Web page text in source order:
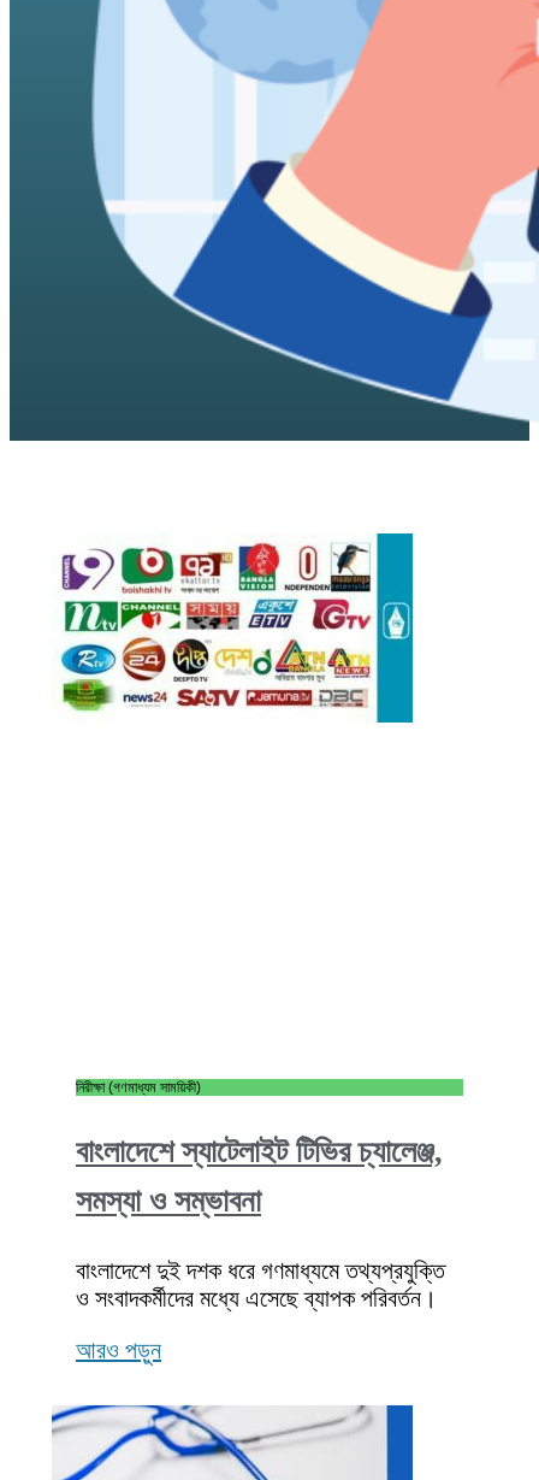
নিরীক্ষা (গণমাধ্যম সাময়িকী)
বাংলাদেশে স্যাটেলাইট টিভির চ্যালেঞ্জ,
সমস্যা ও সম্ভাবনা
বাংলাদেশে দুই দশক ধরে গণমাধ্যমে তথ্যপ্রযুক্তি
ও সংবাদকর্মীদের মধ্যে এসেছে ব্যাপক পরিবর্তন।
আরও পড়ুন